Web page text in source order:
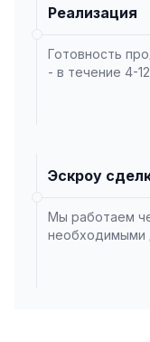
Реализация
Готовность
- в течение 4-
Эскроу
Мы работаем
необходимыми